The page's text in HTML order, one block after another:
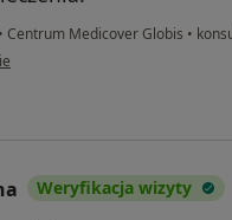
• Centrum Medicover Globis •
Iwi
Weryfikacja wizyty